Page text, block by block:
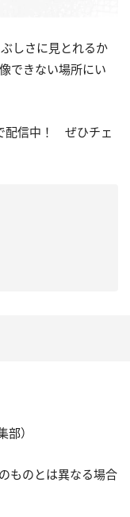
しさに見とれるか
できない場所にい
配信中！ ぜひチェ
）
ものとは異なる場合